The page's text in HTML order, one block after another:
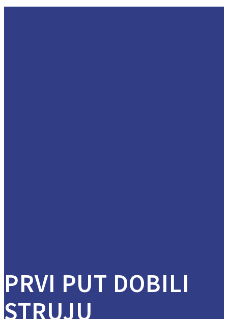
PRVI PUT DOBILI
STRUJU